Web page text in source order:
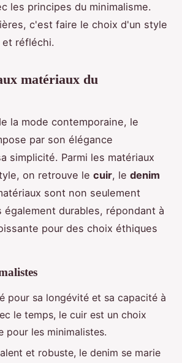
les principes du minimalisme.
c'est faire le choix d'un style
réfléchi.
matériaux du
la mode contemporaine, le
par son élégance
simplicité. Parmi les matériaux
on retrouve le cuir, le denim
sont non seulement
également durables, répondant à
pour des choix éthiques
pour sa longévité et sa capacité à
le temps, le cuir est un choix
pour les minimalistes.
et robuste, le denim se marie